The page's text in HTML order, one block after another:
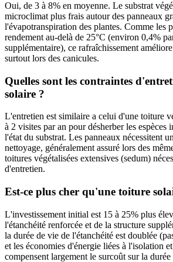
Oui, de 3 à 8% en moyenne. Le substrat
microclimat plus frais autour des panneaux
l'évapotranspiration des plantes. Comme les
rendement au-delà de 25°C (environ 0,4%
supplémentaire), ce rafraîchissement
surtout lors des canicules.
Quelles sont les contraintes
solaire ?
L'entretien est similaire a celui d'une toiture
à 2 visites par an pour désherber les espèces
l'état du substrat. Les panneaux nécessitent
nettoyage, généralement assuré lors des
toitures végétalisées extensives (sedum)
d'entretien.
Est-ce plus cher qu'une toiture
L'investissement initial est 15 à 25% plus
l'étanchéité renforcée et de la structure
la durée de vie de l'étanchéité est doublée
et les économies d'énergie liées à l'isolation
compensent largement le surcoût sur la